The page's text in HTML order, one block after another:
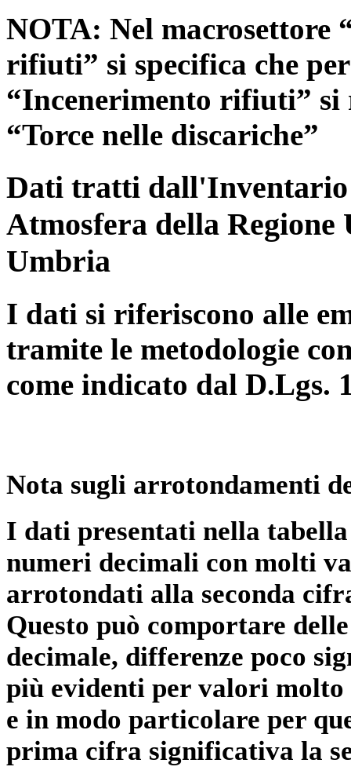
NOTA: Nel macrosettore
rifiuti” si specifica che
“Incenerimento rifiuti”
“Torce nelle discariche”
Dati tratti dall'Inventario
Atmosfera della
Umbria
I dati si riferiscono alle
tramite le metodologie
come indicato dal D.Lgs.
Nota sugli arrotondamenti
I dati presentati nella
numeri decimali con molti
arrotondati alla seconda
Questo può comportare
decimale, differenze poco
più evidenti per valori
e in modo particolare per
prima cifra significativa la